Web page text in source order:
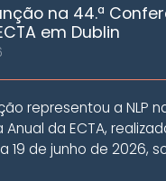
na 44.ª
em Dublin
representou a NLP
da ECTA,
a 19 de junho de 2026,